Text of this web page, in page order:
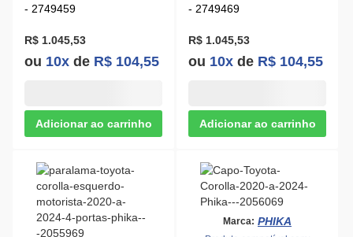
- 2749459
R$ 1.045,53
ou 10x de R$ 104,55
- 2749469
R$ 1.045,53
ou 10x de R$ 104,55
Marca: PHIKA
PHIKA